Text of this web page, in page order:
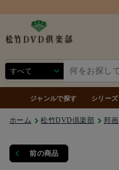
ジャンルで探す シリー
ホーム 松竹DVD倶楽部 邦画
前の商品